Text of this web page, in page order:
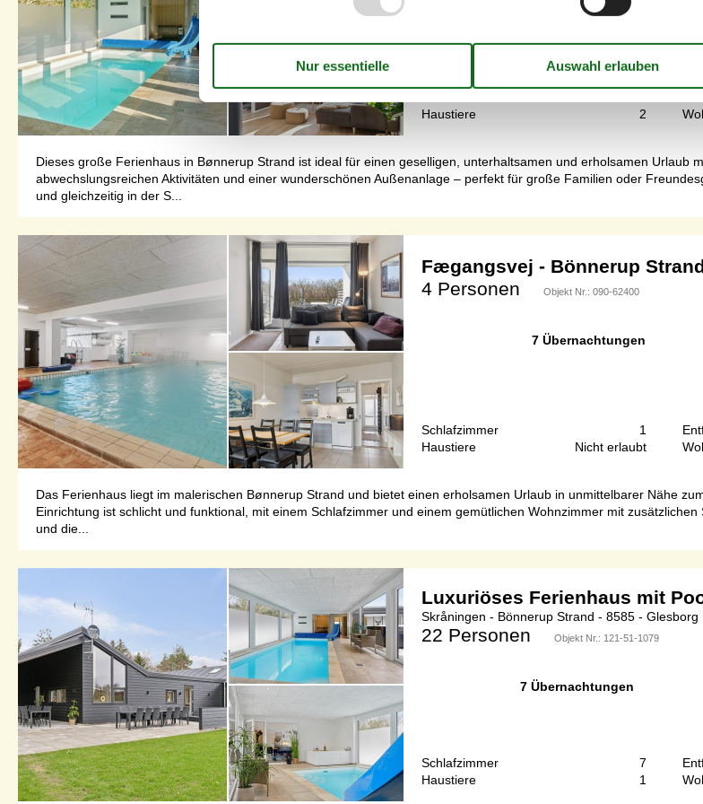
7 Übernachtungen
Haustiere
2
Dieses große Ferienhaus in Bønnerup Strand ist ideal für einen geselligen, unterhaltsamen und erholsamen Urlaub
abwechslungsreichen Aktivitäten und einer wunderschönen Außenanlage – perfekt für große Familien oder
und gleichzeitig in der S...
Fægangsvej - Bönnerup
4 Personen
Objekt Nr.: 090-62400
7 Übernachtungen
Schlafzimmer
1
Haustiere
Nicht erlaubt
Das Ferienhaus liegt im malerischen Bønnerup Strand und bietet einen erholsamen Urlaub in unmittelbarer Nähe
Einrichtung ist schlicht und funktional, mit einem Schlafzimmer und einem gemütlichen Wohnzimmer mit
und die...
Luxuriöses Ferienhaus mit
Skråningen - Bönnerup Strand - 8585 - Glesborg
22 Personen Objekt Nr.: 121-51-1079
7 Übernachtungen
Schlafzimmer
7
Haustiere
1